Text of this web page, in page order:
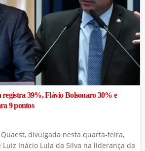
registra 39%, Flávio Bolsonaro 30% e
9 pontos
divulgada nesta quarta-feira,
Inácio Lula da Silva na liderança da